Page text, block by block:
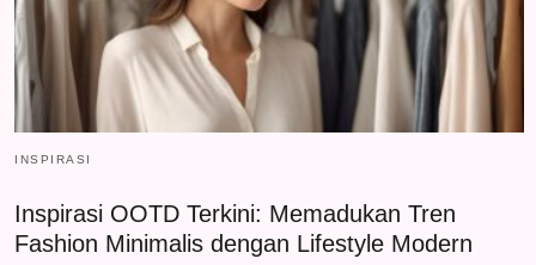
INSPIRASI
Inspirasi OOTD Terkini: Memadukan Tren
Fashion Minimalis dengan Lifestyle Modern